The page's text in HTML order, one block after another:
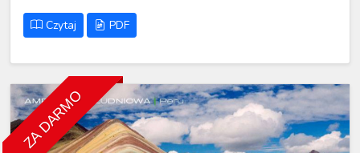
Czytaj PDF
ZA DARMO